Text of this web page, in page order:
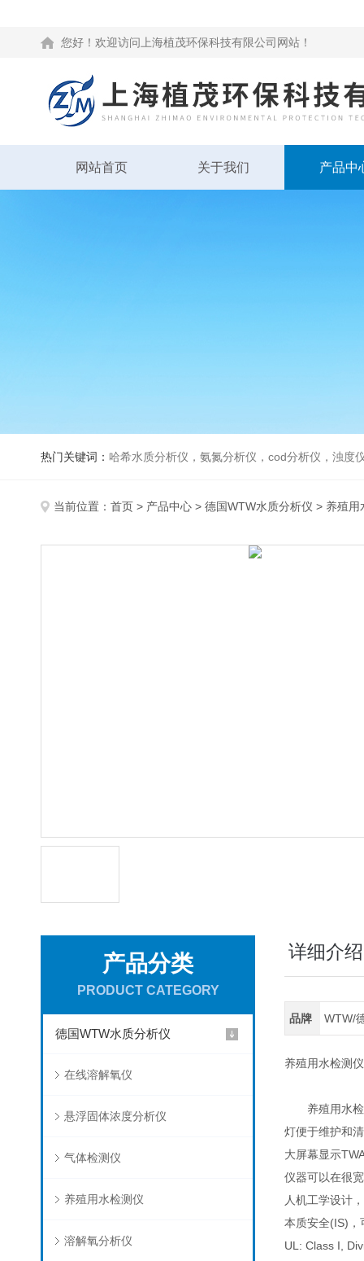
您好！欢迎访问上海植茂环保科技有限公司网站！
网站首页 关于我们 产品中
热门关键词： 哈希水质分析仪，氨氮分析仪，cod分析仪，浊度
当前位置： 首页 > 产品中心 > 德国WTW水质分析仪 > 养殖用
产品分类
PRODUCT CATEGORY
德国WTW水质分析仪
在线溶解氧仪
悬浮固体浓度分析仪
气体检测仪
养殖用水检测仪
溶解氧分析仪
详细介绍
品牌 WTW/
养殖用水检测仪
养殖用水检
灯便于维护和
大屏幕显示
仪器可以在很
人机工学设计
本质安全(IS)，
UL: Class I,